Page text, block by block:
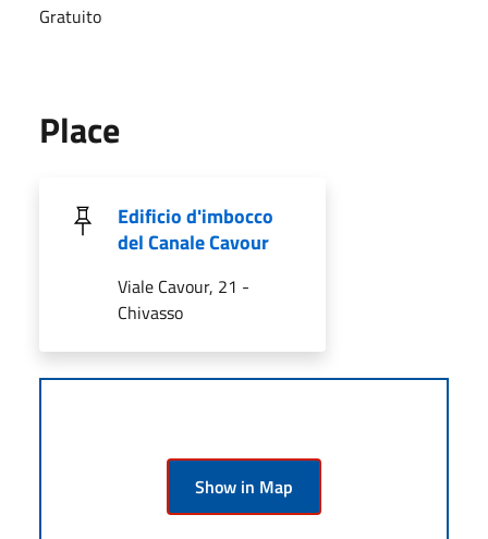
Gratuito
Place
Edificio d'imbocco
del Canale Cavour
Viale Cavour, 21 -
Chivasso
Show in Map